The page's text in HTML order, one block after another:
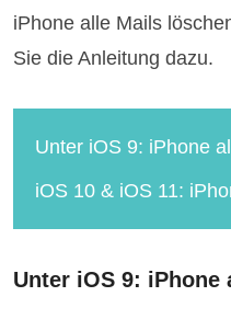
iPhone alle Mails
Sie die Anleitung dazu.
Unter iOS 9: iPhone
iOS 10 & iOS 11:
Unter iOS 9: